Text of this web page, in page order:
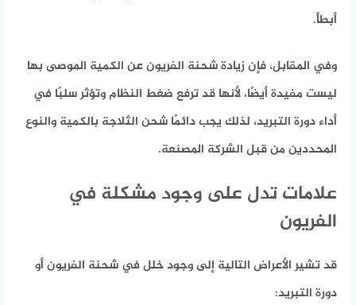
أبطأ.
وفي المقابل، فإن زيادة شحنة الفريون عن الكمية الموصى بها
ليست مفيدة أيضًا، لأنها قد ترفع ضغط النظام وتؤثر سلبًا في
أداء دورة التبريد، لذلك يجب دائمًا شحن الثلاجة بالكمية والنوع
المحددين من قبل الشركة المصنعة.
علامات تدل على وجود مشكلة في
الفريون
قد تشير الأعراض التالية إلى وجود خلل في شحنة الفريون أو
دورة التبريد: